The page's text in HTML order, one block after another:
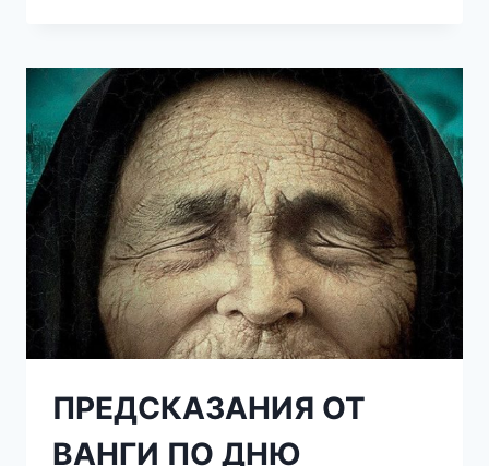
СОЛЬЮ
В
ДОМЕ
–
И
УДИВИТЕСЬ,
ЧТО
ПРОИЗОЙДЕТ
ЧЕРЕЗ
СУТКИ!
ПРЕДСКАЗАНИЯ ОТ
ВАНГИ ПО ДНЮ